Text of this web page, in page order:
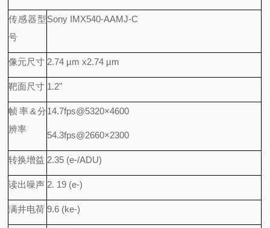
传感器型
号
Sony IMX540-AAMJ-C
像元尺寸 2.74 µm x2.74 µm
靶面尺寸 1.2"
帧率&分
辨率
14.7fps@5320×4600
54.3fps@2660×2300
转换增益 2.35 (e-/ADU)
读出噪声 2. 19 (e-)
满井电荷 9.6 (ke-)